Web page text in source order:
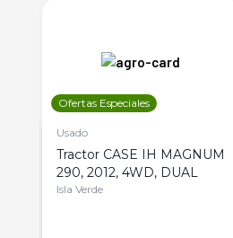
Ofertas Especiales
Usado
Tractor CASE IH MAGNUM
290, 2012, 4WD, DUAL
Isla Verde